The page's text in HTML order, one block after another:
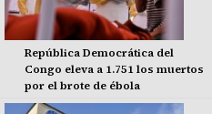
República Democrática del
Congo eleva a 1.751 los muertos
por el brote de ébola